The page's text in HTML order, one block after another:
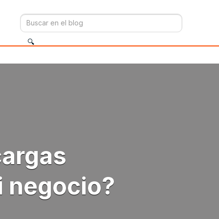
negocio?